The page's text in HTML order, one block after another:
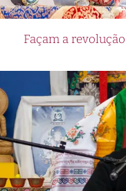
Façam a